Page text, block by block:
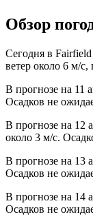
Обзор
Сегодня в
ветер около 6 м/
В прогнозе на 11
Осадков не
В прогнозе на 12
около 3 м/с.
В прогнозе на 13
Осадков не
В прогнозе на 14
Осадков не